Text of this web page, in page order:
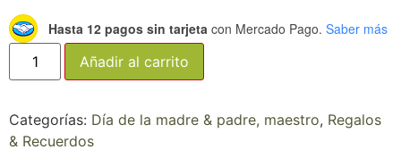
Hasta 12 pagos sin tarjeta con Mercado Pago. Saber más
Añadir al carrito
Categorías: Día de la madre & padre, maestro, Regalos
& Recuerdos